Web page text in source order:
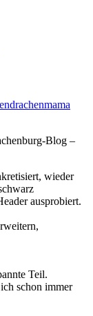
drachenmama
Blog –
wieder
ausprobiert.
Teil.
schon immer